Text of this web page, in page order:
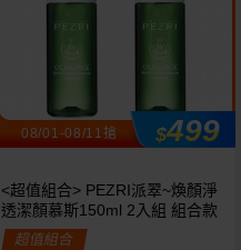
08/01-08/11搶 $499
<超值組合> PEZRI派翠~煥顏淨
透潔顏慕斯150ml 2入組 組合款
超值組合